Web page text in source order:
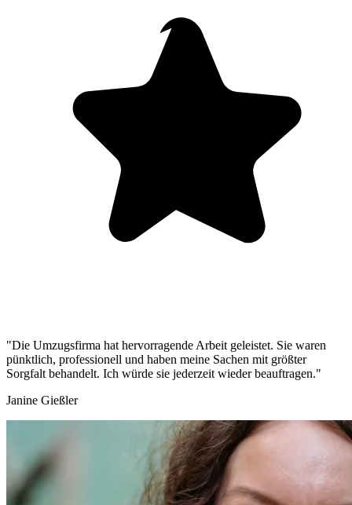
"Die Umzugsfirma hat hervorragende Arbeit geleistet. Sie waren
pünktlich, professionell und haben meine Sachen mit größter
Sorgfalt behandelt. Ich würde sie jederzeit wieder beauftragen."
Janine Gießler